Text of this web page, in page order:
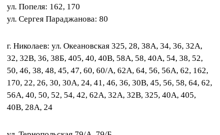
ул. Попеля: 162, 170
ул. Сергея Параджанова: 80
г. Николаев: ул. Океановская 325, 28, 38A, 34, 36, 32A,
32, 32B, 36, 38Б, 405, 40, 40В, 58А, 58, 40A, 54, 38, 52,
50, 46, 38, 48, 45, 47, 60, 60/Α, 62A, 64, 56, 56A, 62, 162,
170, 22, 26, 30, 30A, 24, 41, 46, 36, 30B, 45, 56, 58, 64, 62,
56A, 40, 50, 52, 54, 42, 62A, 32А, 32B, 325, 40А, 405,
40B, 28A, 24